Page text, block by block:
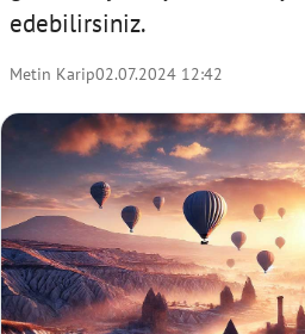
edebilirsiniz.
Metin Karip02.07.2024 12:42